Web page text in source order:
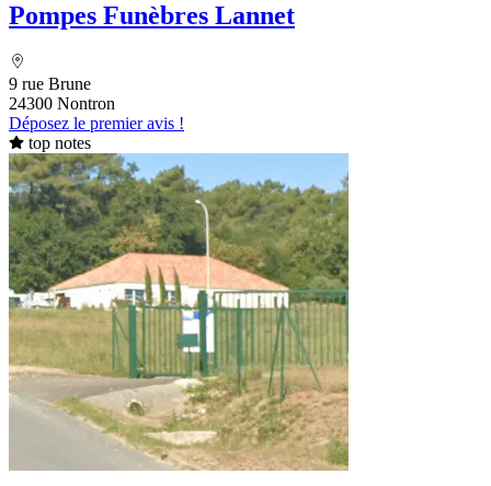
Pompes Funèbres Lannet
9 rue Brune
24300 Nontron
Déposez le premier avis !
top notes